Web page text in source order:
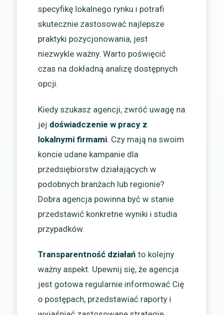
specyfikę lokalnego rynku i potrafi
skutecznie zastosować najlepsze
praktyki pozycjonowania, jest
niezwykle ważny. Warto poświęcić
czas na dokładną analizę dostępnych
opcji.
Kiedy szukasz agencji, zwróć uwagę na
jej doświadczenie w pracy z
lokalnymi firmami. Czy mają na swoim
koncie udane kampanie dla
przedsiębiorstw działających w
podobnych branżach lub regionie?
Dobra agencja powinna być w stanie
przedstawić konkretne wyniki i studia
przypadków.
Transparentność działań to kolejny
ważny aspekt. Upewnij się, że agencja
jest gotowa regularnie informować Cię
o postępach, przedstawiać raporty i